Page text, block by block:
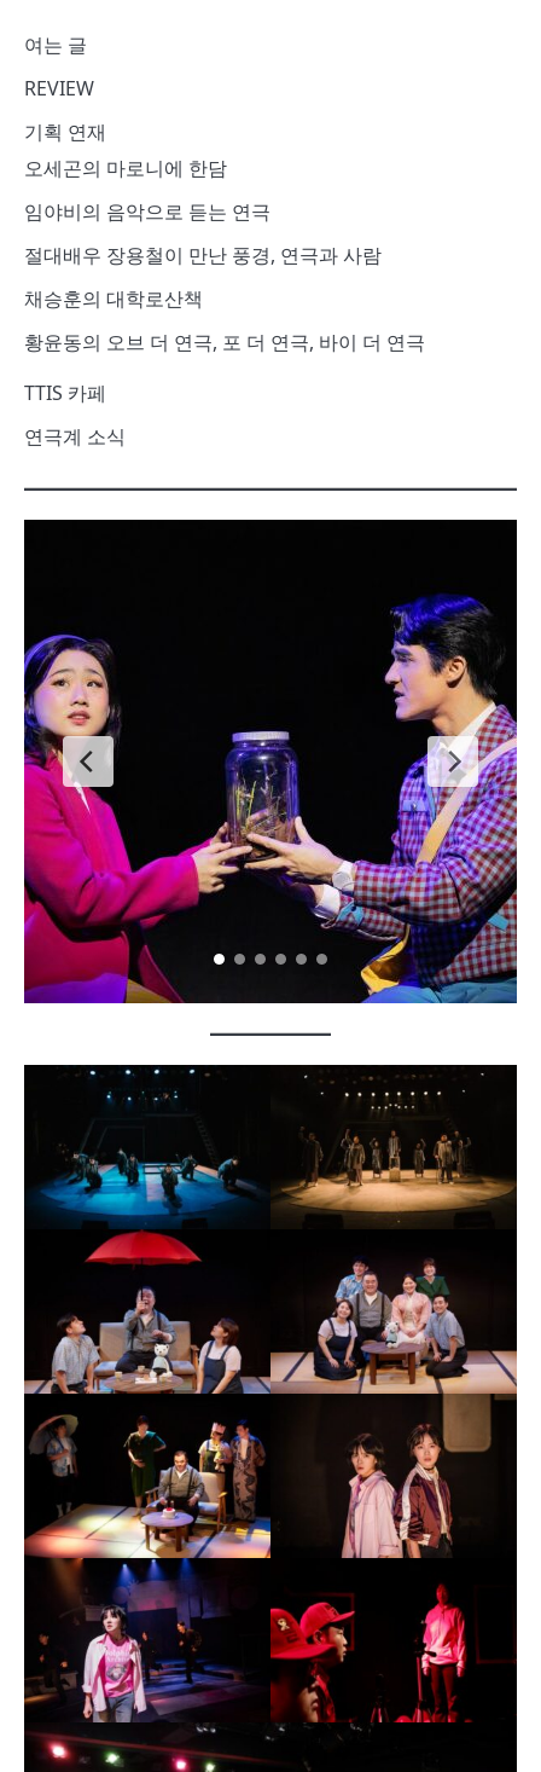
여는 글
REVIEW
기획 연재
오세곤의 마로니에 한담
임야비의 음악으로 듣는 연극
절대배우 장용철이 만난 풍경, 연극과 사람
채승훈의 대학로산책
황윤동의 오브 더 연극, 포 더 연극, 바이 더 연극
TTIS 카페
연극계 소식